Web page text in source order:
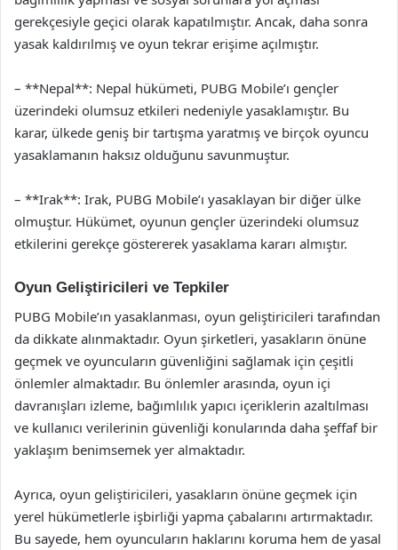
gerekçesiyle geçici olarak kapatılmıştır. Ancak, daha sonra
yasak kaldırılmış ve oyun tekrar erişime açılmıştır.
– **Nepal**: Nepal hükümeti, PUBG Mobile’ı gençler
üzerindeki olumsuz etkileri nedeniyle yasaklamıştır. Bu
karar, ülkede geniş bir tartışma yaratmış ve birçok oyuncu
yasaklamanın haksız olduğunu savunmuştur.
– **Irak**: Irak, PUBG Mobile’ı yasaklayan bir diğer ülke
olmuştur. Hükümet, oyunun gençler üzerindeki olumsuz
etkilerini gerekçe göstererek yasaklama kararı almıştır.
Oyun Geliştiricileri ve Tepkiler
PUBG Mobile’ın yasaklanması, oyun geliştiricileri tarafından
da dikkate alınmaktadır. Oyun şirketleri, yasakların önüne
geçmek ve oyuncuların güvenliğini sağlamak için çeşitli
önlemler almaktadır. Bu önlemler arasında, oyun içi
davranışları izleme, bağımlılık yapıcı içeriklerin azaltılması
ve kullanıcı verilerinin güvenliği konularında daha şeffaf bir
yaklaşım benimsemek yer almaktadır.
Ayrıca, oyun geliştiricileri, yasakların önüne geçmek için
yerel hükümetlerle işbirliği yapma çabalarını artırmaktadır.
Bu sayede, hem oyuncuların haklarını koruma hem de yasal